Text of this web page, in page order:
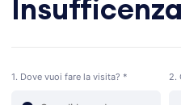
1. Dove vuoi fare la visita? * 2.